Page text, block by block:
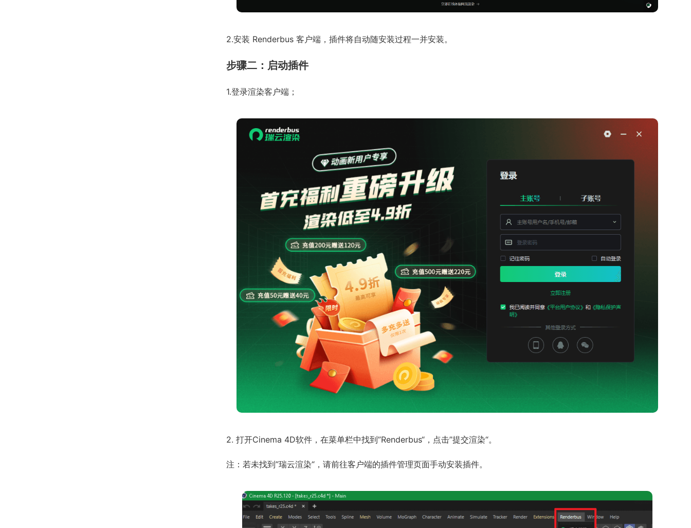
2.安装 Renderbus 客户端，插件将自动随安装过程一并安装。
步骤二：启动插件
1.登录渲染客户端；
2. 打开Cinema 4D软件，在菜单栏中找到”Renderbus“，点击”提交渲染“。
注：若未找到”瑞云渲染“，请前往客户端的插件管理页面手动安装插件。